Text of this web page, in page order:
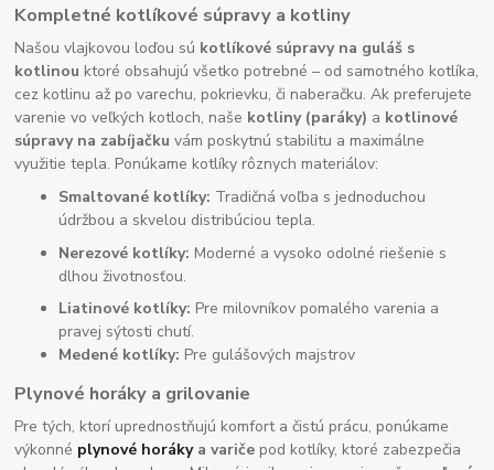
Kompletné kotlíkové súpravy a kotliny
Našou vlajkovou loďou sú kotlíkové súpravy na guláš s
kotlinou ktoré obsahujú všetko potrebné – od samotného kotlíka,
cez kotlinu až po varechu, pokrievku, či naberačku. Ak preferujete
varenie vo veľkých kotloch, naše kotliny (paráky) a kotlinové
súpravy na zabíjačku vám poskytnú stabilitu a maximálne
využitie tepla. Ponúkame kotlíky rôznych materiálov:
Smaltované kotlíky: Tradičná voľba s jednoduchou
údržbou a skvelou distribúciou tepla.
Nerezové kotlíky: Moderné a vysoko odolné riešenie s
dlhou životnosťou.
Liatinové kotlíky: Pre milovníkov pomalého varenia a
pravej sýtosti chutí.
Medené kotlíky: Pre gulášových majstrov
Plynové horáky a grilovanie
Pre tých, ktorí uprednostňujú komfort a čistú prácu, ponúkame
výkonné plynové horákya variče pod kotlíky, ktoré zabezpečia